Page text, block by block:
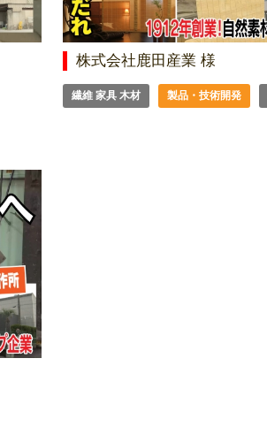
株式会社鹿田産業 様
繊維 家具 木材 製品・技術開発